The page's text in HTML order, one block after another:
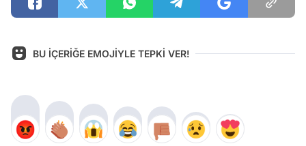
BU İÇERİĞE EMOJİYLE TEPKİ VER!